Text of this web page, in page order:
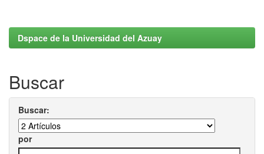
Dspace de la Universidad del Azuay
Buscar
Buscar:
por